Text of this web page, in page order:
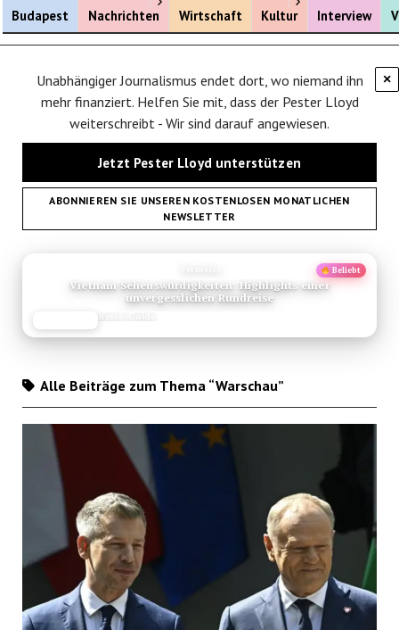
Budapest Nachrichten
Menü öffnen
Wirtschaft Kultur
Menü öffnen
Interview
×
Unabhängiger Journalismus endet dort, wo niemand ihn
mehr finanziert. Helfen Sie mit, dass der Pester Lloyd
weiterschreibt - Wir sind darauf angewiesen.
Jetzt Pester Lloyd unterstützen
ABONNIEREN SIE UNSEREN KOSTENLOSEN MONATLICHEN
NEWSLETTER
Beliebt
Vietnam Sehenswürdigkeiten: Highlights einer
unvergesslichen Rundreise
Reise-Guide
Alle Beiträge zum Thema “Warschau”